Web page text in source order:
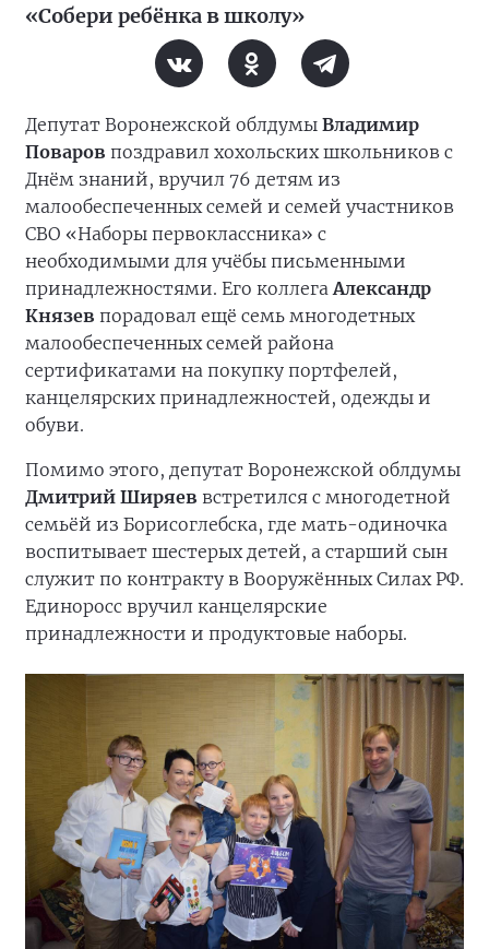
«Собери ребёнка в школу»
Депутат Воронежской облдумы Владимир
Поваров поздравил хохольских школьников с
Днём знаний, вручил 76 детям из
малообеспеченных семей и семей участников
СВО «Наборы первоклассника» с
необходимыми для учёбы письменными
принадлежностями. Его коллегаАлександр
Князев порадовал ещё семь многодетных
малообеспеченных семей района
сертификатами на покупку портфелей,
канцелярских принадлежностей, одежды и
обуви.
Помимо этого, депутат Воронежской облдумы
Дмитрий Ширяев встретился с многодетной
семьёй из Борисоглебска, где мать-одиночка
воспитывает шестерых детей, а старший сын
служит по контракту в Вооружённых Силах РФ.
Единоросс вручил канцелярские
принадлежности и продуктовые наборы.